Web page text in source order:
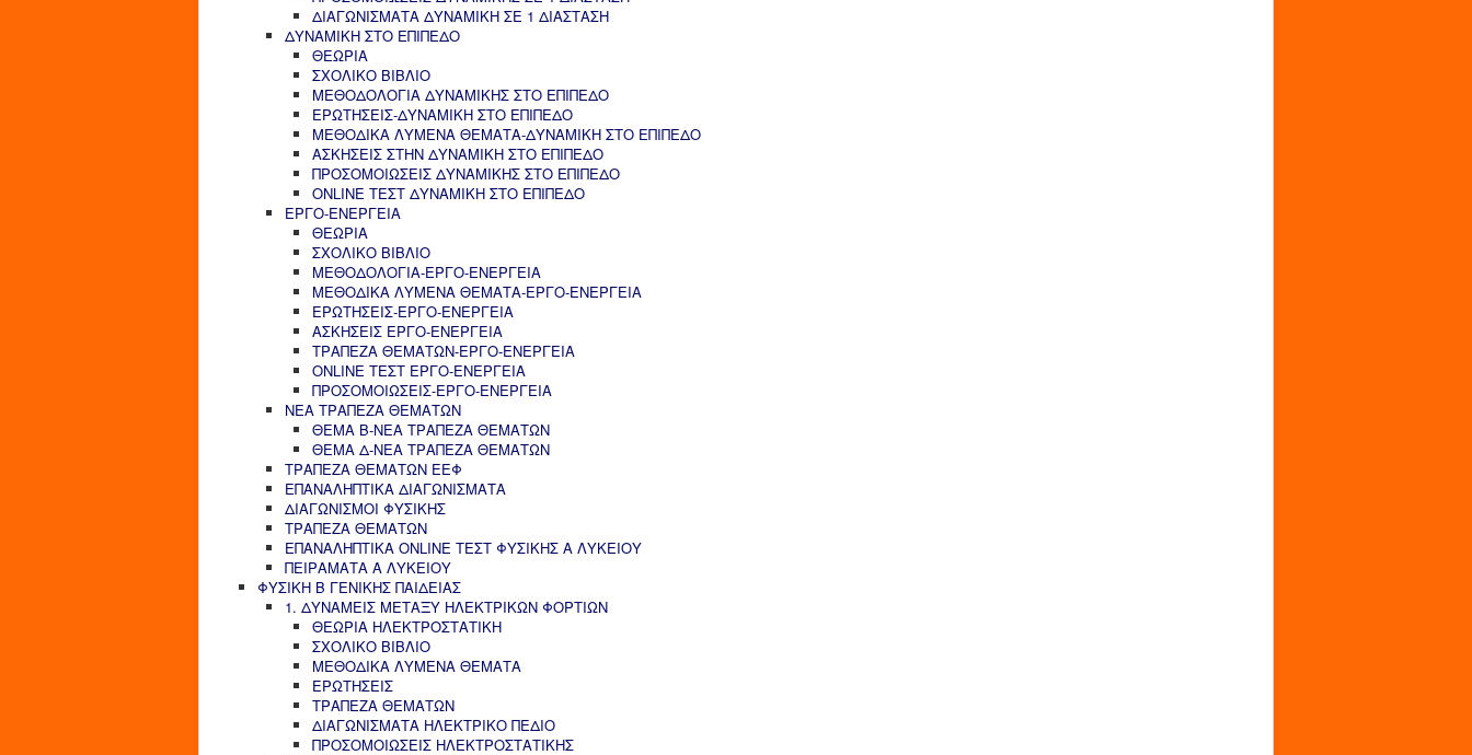
ΔΙΑΓΩΝΙΣΜΑΤΑ ΔΥΝΑΜΙΚΗ ΣΕ 1 ΔΙΑΣΤΑΣΗ
ΔΥΝΑΜΙΚΗ ΣΤΟ ΕΠΙΠΕΔΟ
ΘΕΩΡΙΑ
ΣΧΟΛΙΚΟ ΒΙΒΛΙΟ
ΜΕΘΟΔΟΛΟΓΙΑ ΔΥΝΑΜΙΚΗΣ ΣΤΟ ΕΠΙΠΕΔΟ
ΕΡΩΤΗΣΕΙΣ-ΔΥΝΑΜΙΚΗ ΣΤΟ ΕΠΙΠΕΔΟ
ΜΕΘΟΔΙΚΑ ΛΥΜΕΝΑ ΘΕΜΑΤΑ-ΔΥΝΑΜΙΚΗ ΣΤΟ ΕΠΙΠΕΔΟ
ΑΣΚΗΣΕΙΣ ΣΤΗΝ ΔΥΝΑΜΙΚΗ ΣΤΟ ΕΠΙΠΕΔΟ
ΠΡΟΣΟΜΟΙΩΣΕΙΣ ΔΥΝΑΜΙΚΗΣ ΣΤΟ ΕΠΙΠΕΔΟ
ONLINE ΤΕΣΤ ΔΥΝΑΜΙΚΗ ΣΤΟ ΕΠΙΠΕΔΟ
ΕΡΓΟ-ΕΝΕΡΓΕΙΑ
ΘΕΩΡΙΑ
ΣΧΟΛΙΚΟ ΒΙΒΛΙΟ
ΜΕΘΟΔΟΛΟΓΙΑ-ΕΡΓΟ-ΕΝΕΡΓΕΙΑ
ΜΕΘΟΔΙΚΑ ΛΥΜΕΝΑ ΘΕΜΑΤΑ-ΕΡΓΟ-ΕΝΕΡΓΕΙΑ
ΕΡΩΤΗΣΕΙΣ-ΕΡΓΟ-ΕΝΕΡΓΕΙΑ
ΑΣΚΗΣΕΙΣ ΕΡΓΟ-ΕΝΕΡΓΕΙΑ
ΤΡΑΠΕΖΑ ΘΕΜΑΤΩΝ-ΕΡΓΟ-ΕΝΕΡΓΕΙΑ
ONLINE ΤΕΣΤ ΕΡΓΟ-ΕΝΕΡΓΕΙΑ
ΠΡΟΣΟΜΟΙΩΣΕΙΣ-ΕΡΓΟ-ΕΝΕΡΓΕΙΑ
ΝΕΑ ΤΡΑΠΕΖΑ ΘΕΜΑΤΩΝ
ΘΕΜΑ Β-ΝΕΑ ΤΡΑΠΕΖΑ ΘΕΜΑΤΩΝ
ΘΕΜΑ Δ-ΝΕΑ ΤΡΑΠΕΖΑ ΘΕΜΑΤΩΝ
ΤΡΑΠΕΖΑ ΘΕΜΑΤΩΝ ΕΕΦ
ΕΠΑΝΑΛΗΠΤΙΚΑ ΔΙΑΓΩΝΙΣΜΑΤΑ
ΔΙΑΓΩΝΙΣΜΟΙ ΦΥΣΙΚΗΣ
ΤΡΑΠΕΖΑ ΘΕΜΑΤΩΝ
ΕΠΑΝΑΛΗΠΤΙΚΑ ONLINE ΤΕΣΤ ΦΥΣΙΚΗΣ Α ΛΥΚΕΙΟΥ
ΠΕΙΡΑΜΑΤΑ Α ΛΥΚΕΙΟΥ
ΦΥΣΙΚΗ Β ΓΕΝΙΚΗΣ ΠΑΙΔΕΙΑΣ
1. ΔΥΝΑΜΕΙΣ ΜΕΤΑΞΥ ΗΛΕΚΤΡΙΚΩΝ ΦΟΡΤΙΩΝ
ΘΕΩΡΙΑ ΗΛΕΚΤΡΟΣΤΑΤΙΚΗ
ΣΧΟΛΙΚΟ ΒΙΒΛΙΟ
ΜΕΘΟΔΙΚΑ ΛΥΜΕΝΑ ΘΕΜΑΤΑ
ΕΡΩΤΗΣΕΙΣ
ΤΡΑΠΕΖΑ ΘΕΜΑΤΩΝ
ΔΙΑΓΩΝΙΣΜΑΤΑ ΗΛΕΚΤΡΙΚΟ ΠΕΔΙΟ
ΠΡΟΣΟΜΟΙΩΣΕΙΣ ΗΛΕΚΤΡΟΣΤΑΤΙΚΗΣ